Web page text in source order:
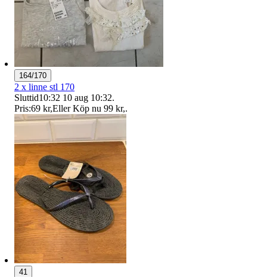
164/170
2 x linne stl 170
Sluttid10:32 10 aug 10:32.
Pris:69 kr,Eller Köp nu 99 kr,.
41